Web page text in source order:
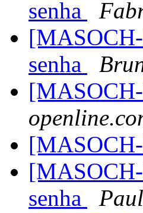
senha
[MASOCH-
senha
[MASOCH-
senha